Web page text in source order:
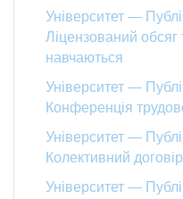
Університет —
Ліцензований обсяг
навчаються
Університет —
Конференція
Університет —
Колективний договір
Університет —